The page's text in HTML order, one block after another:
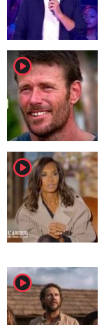
player2
player2
player2